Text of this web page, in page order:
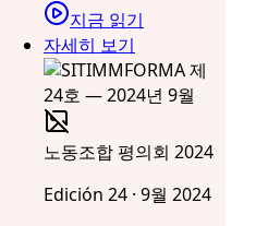
지금 읽기
자세히 보기
노동조합 평의회 2024
Edición 24 · 9월 2024